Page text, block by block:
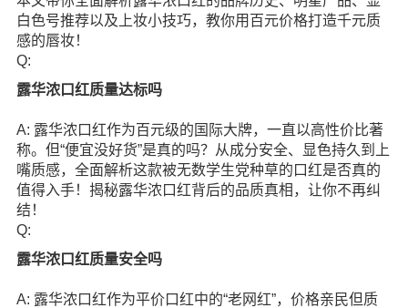
白色号推荐以及上妆小技巧，教你用百元价格打造千元质
感的唇妆！
Q:
露华浓口红质量达标吗
A: 露华浓口红作为百元级的国际大牌，一直以高性价比著
称。但“便宜没好货”是真的吗？从成分安全、显色持久到上
嘴质感，全面解析这款被无数学生党种草的口红是否真的
值得入手！揭秘露华浓口红背后的品质真相，让你不再纠
结！
Q:
露华浓口红质量安全吗
A: 露华浓口红作为平价口红中的“老网红”，价格亲民但质